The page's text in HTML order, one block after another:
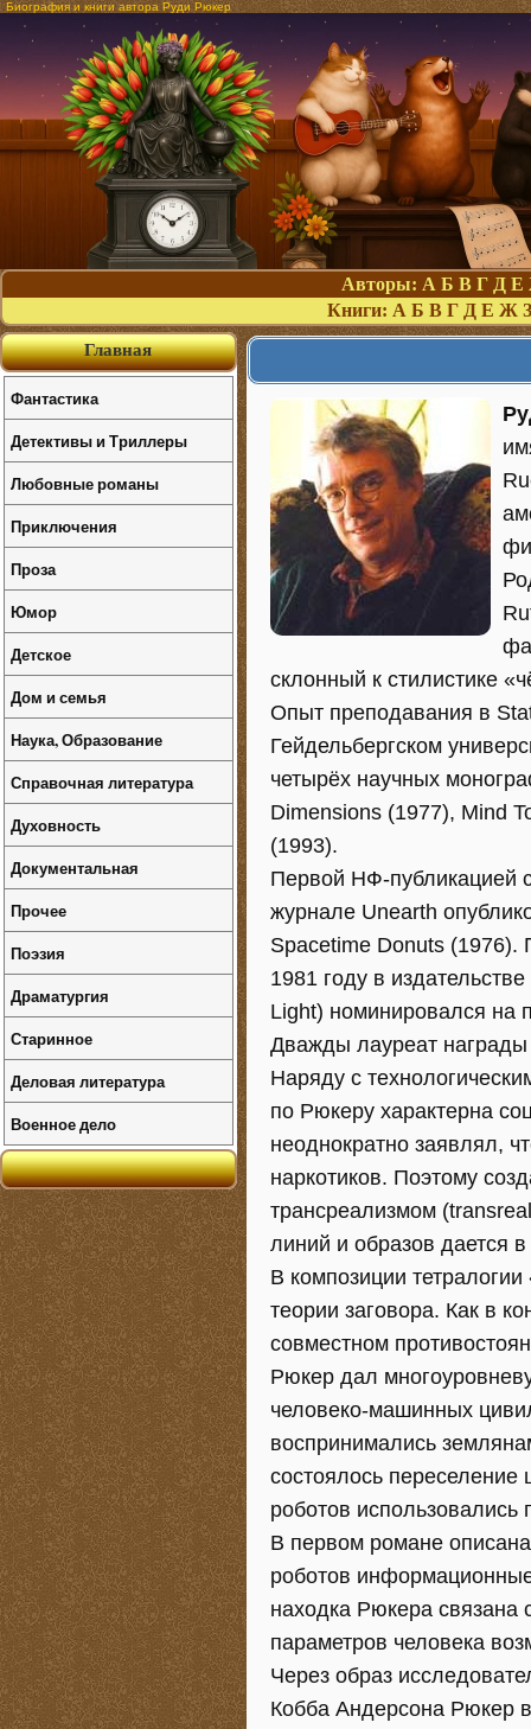
Биография и книги автора Руди Рюкер
Авторы: А Б В Г Д Е
Книги: А Б В Г Д Е Ж З
склонный к стилистике
Опыт преподавания в
Гейдельбергском
четырёх научных
Dimensions (1977), Mind
(1993).
Первой НФ-публикацией
журнале Unearth
Spacetime Donuts
1981 году в
Light) номинировался на
Дважды лауреат
Наряду с
по Рюкеру характерна
неоднократно заявлял,
наркотиков. Поэтому
трансреализмом
линий и образов дается
В композиции
теории заговора. Как в
совместном
Рюкер дал
человеко-машинных
воспринимались
состоялось
роботов
В первом романе
роботов
находка Рюкера связана
параметров человека
Через образ
Кобба Андерсона Рюкер
Главная
Фантастика
Детективы и Триллеры
Любовные романы
Приключения
Проза
Юмор
Детское
Дом и семья
Наука, Образование
Справочная литература
Духовность
Документальная
Прочее
Поэзия
Драматургия
Старинное
Деловая литература
Военное дело